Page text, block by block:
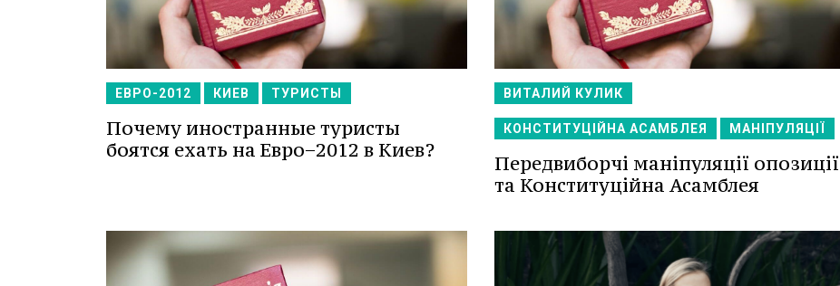
ЕВРО-2012 КИЕВ ТУРИСТЫ
Почему иностранные туристы
боятся ехать на Евро−2012 в Киев?
ВИТАЛИЙ КУЛИК
КОНСТИТУЦІЙНА АСАМБЛЕЯ МАНІПУЛЯЦІЇ
Передвиборчі маніпуляції опозиції
та Конституційна Асамблея